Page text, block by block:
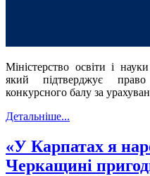
Міністерство освіти і
який підтверджує
конкурсного балу за
Детальніше...
«У Карпатах я
Черкащині